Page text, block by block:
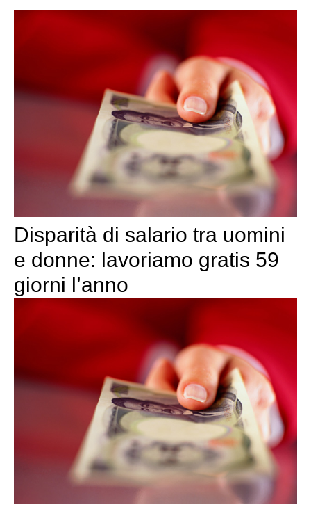
Disparità di salario tra uomini
e donne: lavoriamo gratis 59
giorni l’anno